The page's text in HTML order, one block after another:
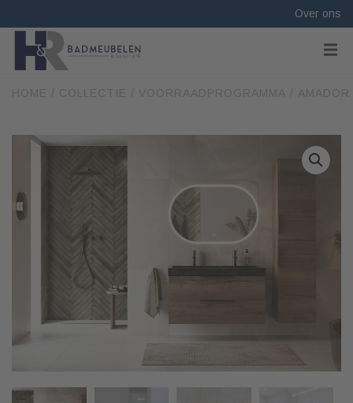
Over ons
HOME COLLECTIE VOORRAADPROGRAMMA / AMADOR